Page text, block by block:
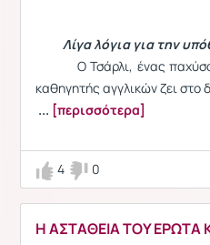
Λίγα λόγια για την
Ο Τσάρλι, ένας
καθηγητής αγγλικών ζει στο
... [περισσότερα]
4 0
H ΑΣΤΑΘΕΙΑ ΤΟΥ ΕΡΩΤΑ